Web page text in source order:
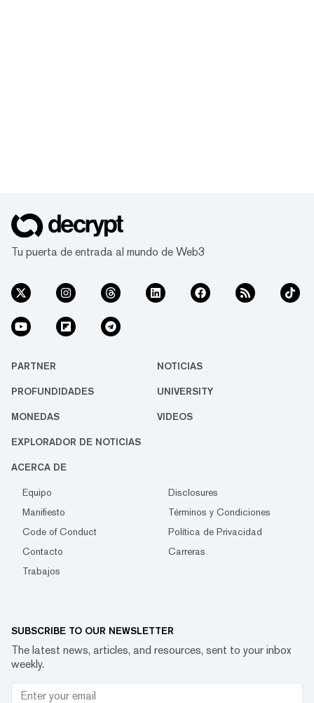
Tu puerta de entrada al mundo de Web3
PARTNER NOTICIAS
PROFUNDIDADES UNIVERSITY
MONEDAS VIDEOS
EXPLORADOR DE NOTICIAS
ACERCA DE
Equipo
Disclosures
Manifiesto
Términos y Condiciones
Code of Conduct
Política de Privacidad
Contacto
Carreras
Trabajos
SUBSCRIBE TO OUR NEWSLETTER
The latest news, articles, and resources, sent to your inbox
weekly.